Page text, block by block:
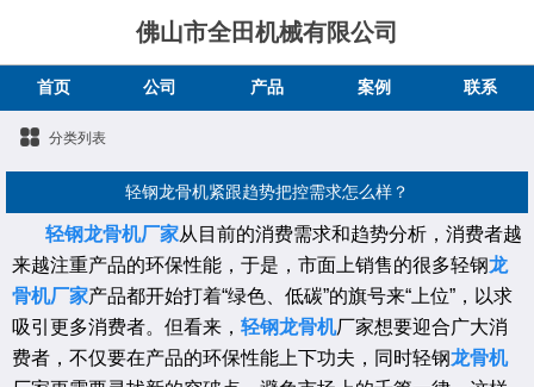
佛山市全田机械有限公司
首页 公司 产品 案例 联系
分类列表
轻钢龙骨机紧跟趋势把控需求怎么样？
轻钢龙骨机厂家从目前的消费需求和趋势分析，消费者越
来越注重产品的环保性能，于是，市面上销售的很多轻钢龙
骨机厂家产品都开始打着“绿色、低碳”的旗号来“上位”，以求
吸引更多消费者。但看来， 轻钢龙骨机厂家想要迎合广大消
费者，不仅要在产品的环保性能上下功夫，同时轻钢龙骨机